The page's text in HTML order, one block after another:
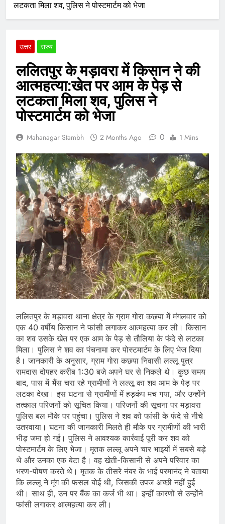
लटकता मिला शव, पुलिस ने पोस्टमार्टम को भेजा
उत्तर राज्य
ललितपुर के मड़ावरा में किसान ने की
आत्महत्या:खेत पर आम के पेड़ से
लटकता मिला शव, पुलिस ने
पोस्टमार्टम को भेजा
Mahanagar Stambh 2 Months Ago 0 1 Mins
ललितपुर के मड़ावरा थाना क्षेत्र के ग्राम गोरा कछया में मंगलवार को
एक 40 वर्षीय किसान ने फांसी लगाकर आत्महत्या कर ली। किसान
का शव उसके खेत पर एक आम के पेड़ से तौलिया के फंदे से लटका
मिला। पुलिस ने शव का पंचनामा कर पोस्टमार्टम के लिए भेज दिया
है। जानकारी के अनुसार, ग्राम गोरा कछया निवासी लल्लू पुत्र
रामदास दोपहर करीब 1:30 बजे अपने घर से निकले थे। कुछ समय
बाद, पास में भैंस चरा रहे ग्रामीणों ने लल्लू का शव आम के पेड़ पर
लटका देखा। इस घटना से ग्रामीणों में हड़कंप मच गया, और उन्होंने
तत्काल परिजनों को सूचित किया। परिजनों की सूचना पर मड़ावरा
पुलिस बल मौके पर पहुंचा। पुलिस ने शव को फांसी के फंदे से नीचे
उतरवाया। घटना की जानकारी मिलते ही मौके पर ग्रामीणों की भारी
भीड़ जमा हो गई। पुलिस ने आवश्यक कार्रवाई पूरी कर शव को
पोस्टमार्टम के लिए भेजा। मृतक लल्लू अपने चार भाइयों में सबसे बड़े
थे और उनका एक बेटा है। वह खेती-किसानी से अपने परिवार का
भरण-पोषण करते थे। मृतक के तीसरे नंबर के भाई परमानंद ने बताया
कि लल्लू ने मूंग की फसल बोई थी, जिसकी उपज अच्छी नहीं हुई
थी। साथ ही, उन पर बैंक का कर्ज भी था। इन्हीं कारणों से उन्होंने
फांसी लगाकर आत्महत्या कर ली।